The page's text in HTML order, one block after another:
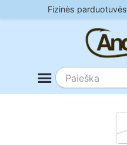
to
Fizinės parduotuvės